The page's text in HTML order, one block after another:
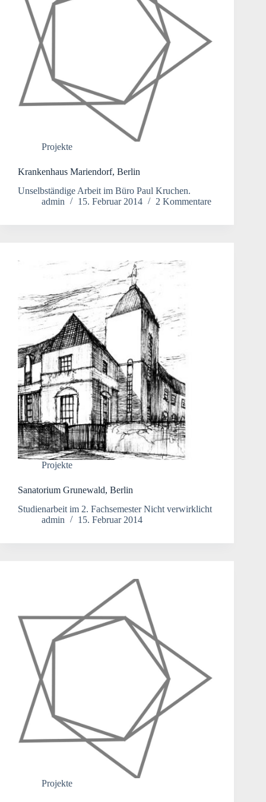
Projekte
Krankenhaus Mariendorf, Berlin
Unselbständige Arbeit im Büro Paul Kruchen.
admin
15. Februar 2014 2 Kommentare
Projekte
Sanatorium Grunewald, Berlin
Studienarbeit im 2. Fachsemester Nicht verwirklicht
admin
15. Februar 2014
Projekte